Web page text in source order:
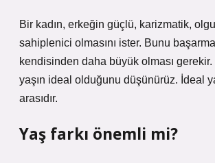
Bir kadın, erkeğin güçlü, karizmatik,
sahiplenici olmasını ister. Bunu
kendisinden daha büyük olması
yaşın ideal olduğunu düşünürüz. İdeal
arasıdır.
Yaş farkı önemli mi?